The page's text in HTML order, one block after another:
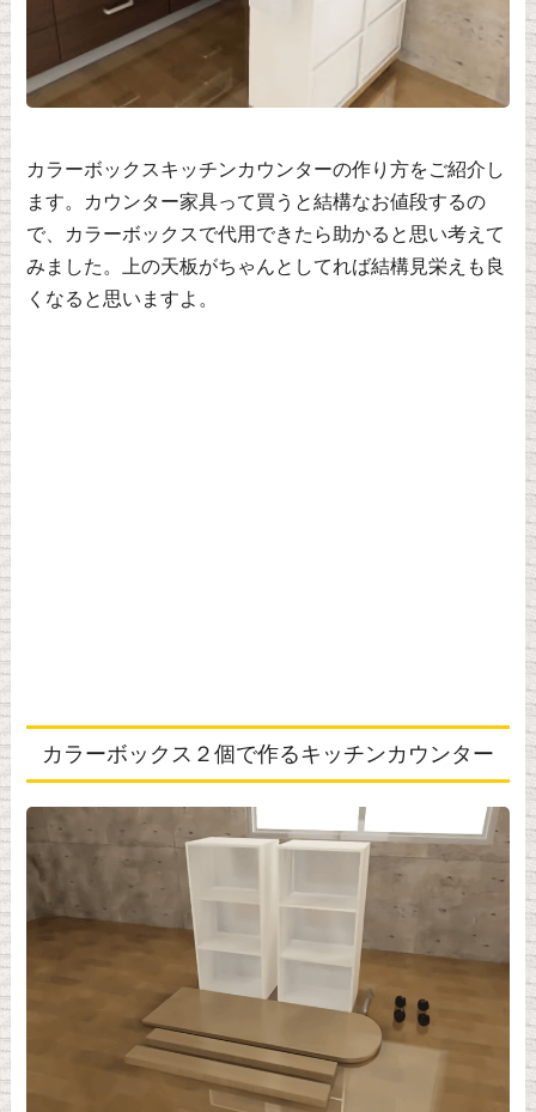
カラーボックスキッチンカウンターの作り方をご紹介し
ます。カウンター家具って買うと結構なお値段するの
で、カラーボックスで代用できたら助かると思い考えて
みました。上の天板がちゃんとしてれば結構見栄えも良
くなると思いますよ。
カラーボックス２個で作るキッチンカウンター